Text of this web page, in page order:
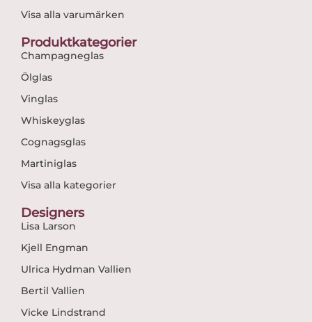
Visa alla varumärken
Produktkategorier
Champagneglas
Ölglas
Vinglas
Whiskeyglas
Cognagsglas
Martiniglas
Visa alla kategorier
Designers
Lisa Larson
Kjell Engman
Ulrica Hydman Vallien
Bertil Vallien
Vicke Lindstrand